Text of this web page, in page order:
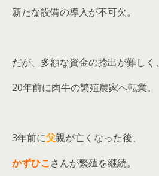
新たな設備の導入が不可欠。
だが、多額な資金の捻出が難しく、
20年前に肉牛の繁殖農家へ転業。
3年前に父親が亡くなった後、
かずひこさんが繁殖を継続。